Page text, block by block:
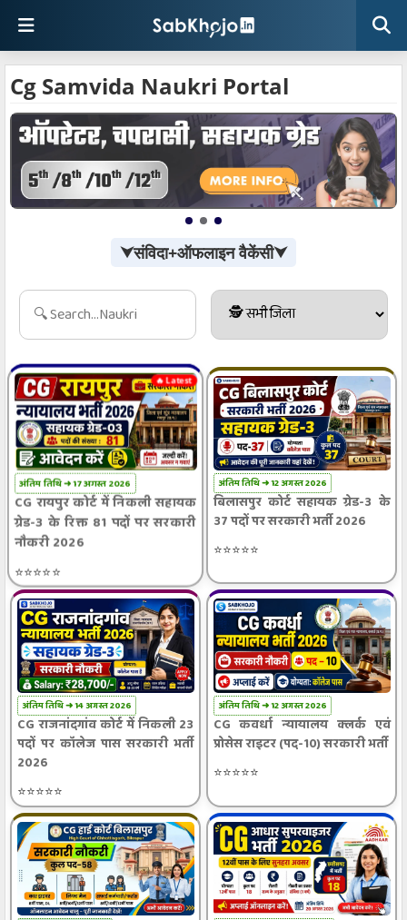
Cg Samvida Naukri Portal
⮟संविदा+ऑफलाइन वैकेंसी⮟
अंतिम तिथि ➜ 17 अगस्त 2026
CG रायपुर कोर्ट में निकली सहायक
ग्रेड-3 के रिक्त 81 पदों पर सरकारी
नौकरी 2026
⭐⭐⭐⭐⭐
🔥 Latest
अंतिम तिथि ➜ 12 अगस्त 2026
बिलासपुर कोर्ट सहायक ग्रेड-3 के
37 पदों पर सरकारी भर्ती 2026
⭐⭐⭐⭐⭐
अंतिम तिथि ➜ 14 अगस्त 2026
CG राजनांदगांव कोर्ट में निकली 23
पदों पर कॉलेज पास सरकारी भर्ती
2026
⭐⭐⭐⭐⭐
अंतिम तिथि ➜ 12 अगस्त 2026
CG कवर्धा न्यायालय क्लर्क एवं
प्रोसेस राइटर (पद-10) सरकारी भर्ती
⭐⭐⭐⭐⭐